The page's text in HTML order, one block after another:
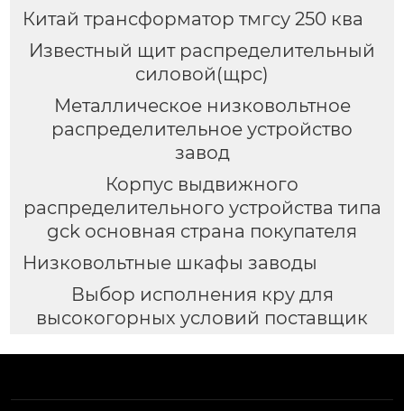
Китай трансформатор тмгсу 250 ква
Известный щит распределительный
силовой(щрс)
Металлическое низковольтное
распределительное устройство
завод
Корпус выдвижного
распределительного устройства типа
gck основная страна покупателя
Низковольтные шкафы заводы
Выбор исполнения кру для
высокогорных условий поставщик